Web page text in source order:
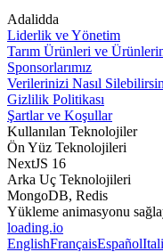
Adalidda
Liderlik ve Yönetim
Tarım Ürünleri ve
Sponsorlarımız
Verilerinizi Nasıl
Gizlilik Politikası
Şartlar ve Koşullar
Kullanılan Teknolojiler
Ön Yüz Teknolojileri
NextJS 16
Arka Uç Teknolojileri
MongoDB, Redis
Yükleme animasyonu
loading.io
EnglishFrançaisEspañol